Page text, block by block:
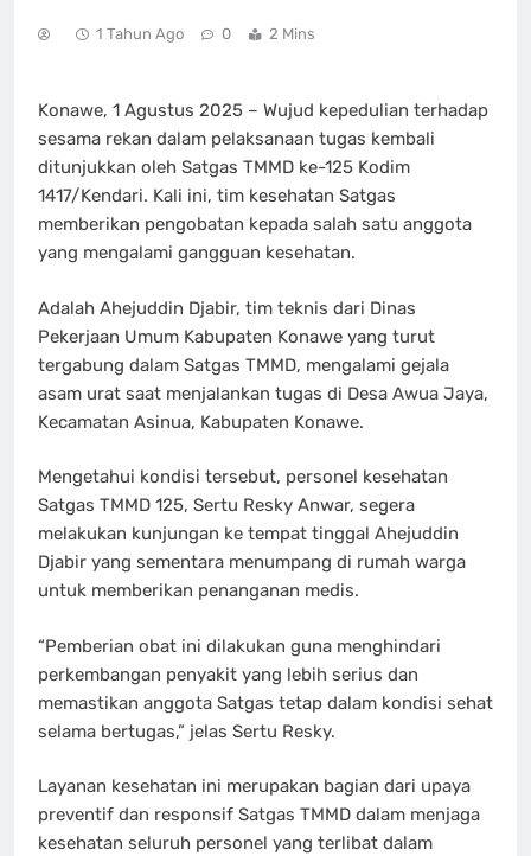
1 Tahun Ago 0 2 Mins
Konawe, 1 Agustus 2025 – Wujud kepedulian terhadap
sesama rekan dalam pelaksanaan tugas kembali
ditunjukkan oleh Satgas TMMD ke-125 Kodim
1417/Kendari. Kali ini, tim kesehatan Satgas
memberikan pengobatan kepada salah satu anggota
yang mengalami gangguan kesehatan.
Adalah Ahejuddin Djabir, tim teknis dari Dinas
Pekerjaan Umum Kabupaten Konawe yang turut
tergabung dalam Satgas TMMD, mengalami gejala
asam urat saat menjalankan tugas di Desa Awua Jaya,
Kecamatan Asinua, Kabupaten Konawe.
Mengetahui kondisi tersebut, personel kesehatan
Satgas TMMD 125, Sertu Resky Anwar, segera
melakukan kunjungan ke tempat tinggal Ahejuddin
Djabir yang sementara menumpang di rumah warga
untuk memberikan penanganan medis.
“Pemberian obat ini dilakukan guna menghindari
perkembangan penyakit yang lebih serius dan
memastikan anggota Satgas tetap dalam kondisi sehat
selama bertugas,” jelas Sertu Resky.
Layanan kesehatan ini merupakan bagian dari upaya
preventif dan responsif Satgas TMMD dalam menjaga
kesehatan seluruh personel yang terlibat dalam